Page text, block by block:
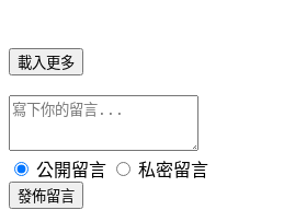
載入更多
公開留言 私密留言
發佈留言